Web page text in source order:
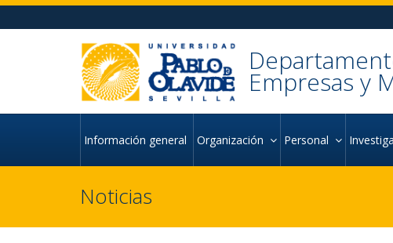
Ir al contenido principal de la página (alt + s)
Ir al pie de la página (alt + p)
Ir al menú principal (alt + u)
Empresas y
Información general Organización Personal
Noticias